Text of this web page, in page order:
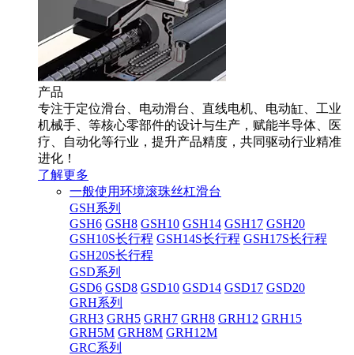
产品
专注于定位滑台、电动滑台、直线电机、电动缸、工业
机械手、等核心零部件的设计与生产，赋能半导体、医
疗、自动化等行业，提升产品精度，共同驱动行业精准
进化！
了解更多
一般使用环境滚珠丝杠滑台
GSH系列
GSH6 GSH8 GSH10 GSH14 GSH17 GSH20
GSH10S长行程 GSH14S长行程 GSH17S长行程
GSH20S长行程
GSD系列
GSD6 GSD8 GSD10 GSD14 GSD17 GSD20
GRH系列
GRH3 GRH5 GRH7 GRH8 GRH12 GRH15
GRH5M GRH8M GRH12M
GRC系列